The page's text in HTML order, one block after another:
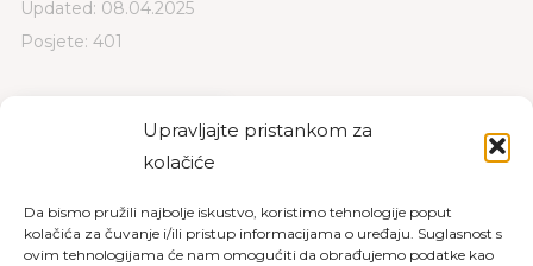
Upravljajte pristankom za
kolačiće
Da bismo pružili najbolje iskustvo, koristimo tehnologije poput
kolačića za čuvanje i/ili pristup informacijama o uređaju. Suglasnost s
ovim tehnologijama će nam omogućiti da obrađujemo podatke kao
Updated: 08.04.2025
Posjete: 401
PREUZMI PREGLED
Copyright © 2026 Dom za starije osobe Labin| Pravila